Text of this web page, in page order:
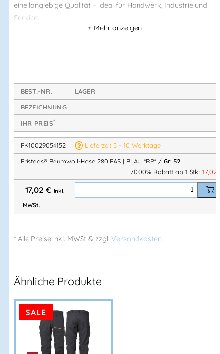
eine langlebige Qualität – ideal für Handwerk, Industrie und
Service.
Dauereinsatz.
Produkt-Highlights
✔ Robuster
FAS® Marinetwill
✔ Klassisches, funktionales Design
✔ Große Beintasche mit Zusatzfächern
✔ Integrierte Zollstock- & Handytasche
✔ OEKO-TEX® zertifiziert
Seitlich aufgesetzte Beintasche
3 zusätzliche Taschen
Zubehör
BEST.-NR.
LAGER
BEZEICHNUNG
IHR PREIS*
FK10029054152
Lieferzeit 5 - 10 Werktage
Fristads® Baumwoll-Hose 280 FAS | BLAU *RP* / Gr. 52
70.00% Rabatt ab 1 Stk.: 17,02
17,02 € inkl.
MWSt.
* Alle Preise inkl. MWSt & zzgl. Versandkosten
Ähnliche Produkte
SALE